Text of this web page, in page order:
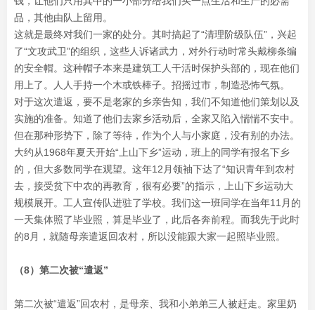
品，其他由队上留用。
这就是最终对我们一家的处分。其时搞起了“清理阶级队伍”，兴起
了“文攻武卫”的组织，这些人诉诸武力，对外行动时常头戴柳条编
的安全帽。这种帽子本来是建筑工人干活时保护头部的，现在他们
用上了。人人手持一个木或铁棒子。招摇过市，制造恐怖气氛。
对于这次遣返，要不是老家的乡亲告知，我们不知道他们策划以及
实施的准备。知道了他们去家乡活动后，全家又陷入惴惴不安中。
但在那种形势下，除了等待，作为个人与小家庭，没有别的办法。
大约从1968年夏天开始“上山下乡”运动，班上的同学有报名下乡
的，但大多数同学在观望。这年12月领袖下达了“知识青年到农村
去，接受贫下中农的再教育，很有必要”的指示，上山下乡运动大
规模展开。工人宣传队进驻了学校。我们这一班同学在当年11月的
一天集体照了毕业照，算是毕业了，此后各奔前程。而我先于此时
的8月，就随母亲遣返回农村，所以没能跟大家一起照毕业照。
（8）第二次被“遣返”
第二次被“遣返”回农村，是母亲、我和小弟弟三人被赶走。家里奶